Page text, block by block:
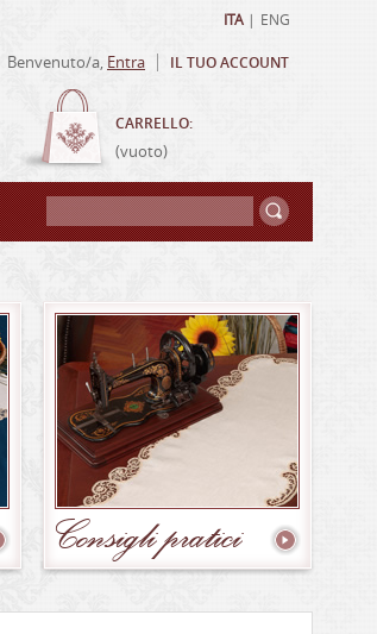
IL TUO ACCOUNT
Benvenuto/a, Entra
CARRELLO:
(vuoto)
ITA ENG
Consiglipratici